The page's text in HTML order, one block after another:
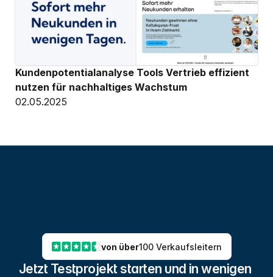
Kundenpotentialanalyse Tools Vertrieb effizient
nutzen für nachhaltiges Wachstum
02.05.2025
von über100 Verkaufsleitern
Jetzt Testprojekt starten und in wenigen